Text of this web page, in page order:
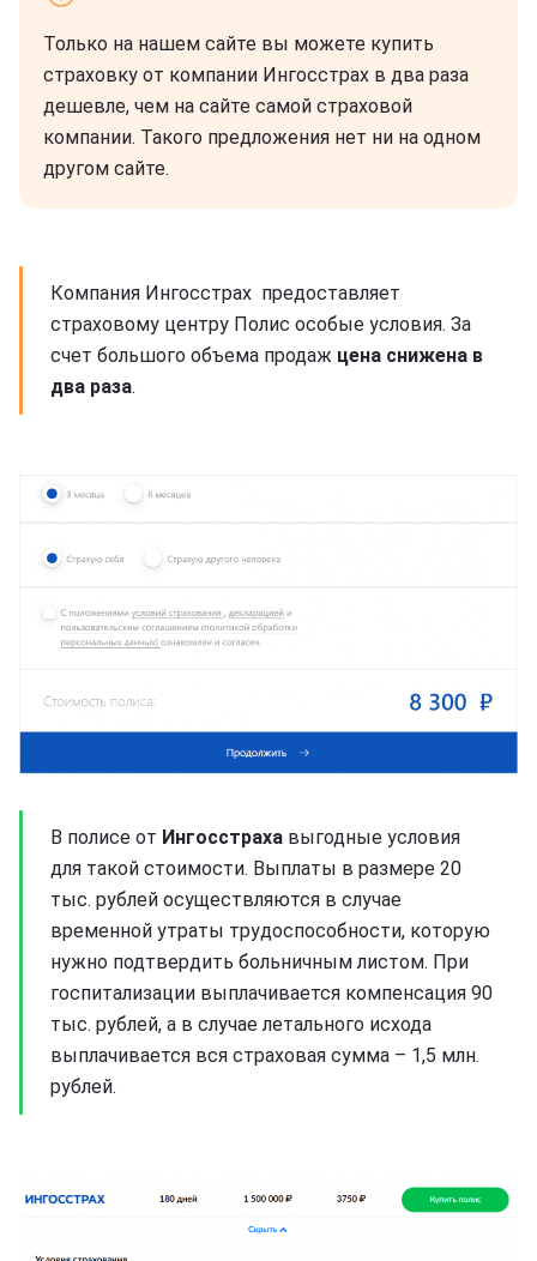
Только на нашем сайте вы можете купить
страховку от компании Ингосстрах в два раза
дешевле, чем на сайте самой страховой
компании. Такого предложения нет ни на одном
другом сайте.
Компания Ингосстрах предоставляет
страховому центру Полис особые условия. За
счет большого объема продаж цена снижена в
два раза.
В полисе от Ингосстраха выгодные условия
для такой стоимости. Выплаты в размере 20
тыс. рублей осуществляются в случае
временной утраты трудоспособности, которую
нужно подтвердить больничным листом. При
госпитализации выплачивается компенсация 90
тыс. рублей, а в случае летального исхода
выплачивается вся страховая сумма – 1,5 млн.
рублей.